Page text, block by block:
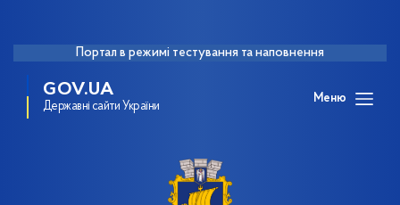
Портал в режимі тестування та наповнення
GOV.UA
Державні сайти України
Меню